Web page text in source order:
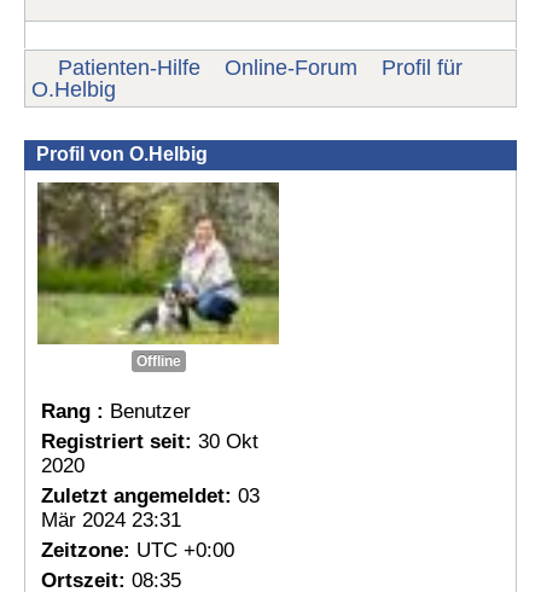
Patienten-Hilfe Online-Forum
Profil für
O.Helbig
Profil von O.Helbig
Offline
Rang : Benutzer
Registriert seit: 30 Okt
2020
Zuletzt angemeldet: 03
Mär 2024 23:31
Zeitzone: UTC +0:00
Ortszeit: 08:35